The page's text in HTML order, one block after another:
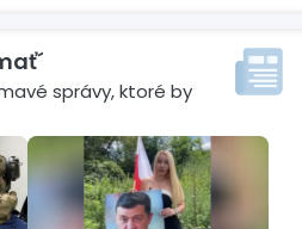
správy, ktoré by